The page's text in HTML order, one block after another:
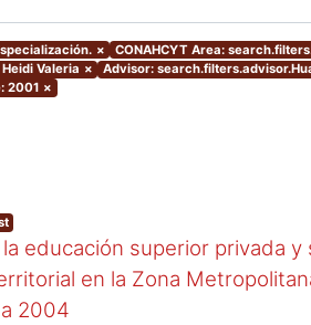
× CONAHCYT Area:
Valeria × Advisor:
2001 ×
educación superior privada y
en la Zona
2004